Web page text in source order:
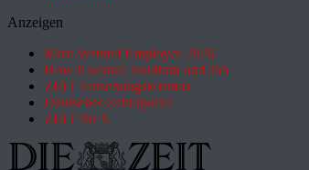
Anzeigen
Most Wanted Employer 2026
How it works: Studium und Job
ZEIT Forschungskosmos
Deutsches Schulportal
ZEIT für X